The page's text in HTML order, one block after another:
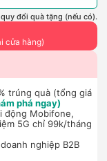
đổi quà tặng (nếu có).
cửa hàng)
trúng quà (tổng giá
phá ngay)
động Mobifone,
5G chỉ 99k/tháng
nghiệp B2B